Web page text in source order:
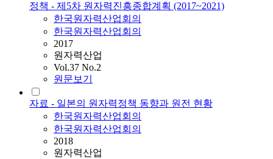
정책 - 제5차 원자력진흥종합계획 (2017~2021)
한국원자력산업회의
한국원자력산업회의
2017
원자력산업
Vol.37 No.2
원문보기
자료 - 일본의 원자력정책 동향과 원전 현황
한국원자력산업회의
한국원자력산업회의
2018
원자력산업